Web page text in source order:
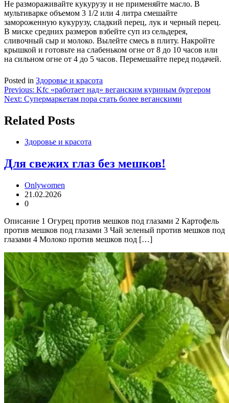
Не размораживайте кукурузу и не применяйте масло. В
мультиварке объемом 3 1/2 или 4 литра смешайте
замороженную кукурузу, сладкий перец, лук и черный перец.
В миске средних размеров взбейте суп из сельдерея,
сливочный сыр и молоко. Вылейте смесь в плиту. Накройте
крышкой и готовьте на слабеньком огне от 8 до 10 часов или
на сильном огне от 4 до 5 часов. Перемешайте перед подачей.
Posted in Здоровье и красота
Навигация
по
записям
Previous: Kfc «работает над» веганским куриным бургером
Next: Супермаркетам пора стать более веганскими
Related Posts
Здоровье и красота
Для свежих глаз без мешков!
Onlywomen
21.02.2026
0
Описание 1 Огурец против мешков под глазами 2 Картофель
против мешков под глазами 3 Чай зеленый против мешков под
глазами 4 Молоко против мешков под […]